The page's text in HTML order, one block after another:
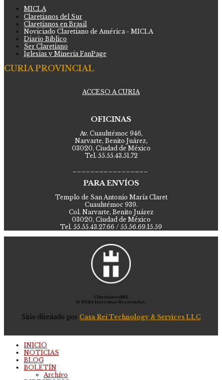
MICLA
Claretianos del Sur
Claretianos en Brasil
Noviciado Claretiano de América - MICLA
Diario Bíblico
Ser Claretiano
Iglesias y Minería FanPage
CURIA PROVINCIAL
ACCESO A CURIA
OFICINAS
Av. Cuauhtémoc 946,
Narvarte, Benito Juárez,
03020, Ciudad de México
Tel. 55.55.43.51.72
PARA ENVÍOS
Templo de San Antonio María Claret
Cuauhtémoc 939.
Col. Narvarte, Benito Juárez
03020, Ciudad de México
Tel. 55.55.43.27.66 / 55.56.69.15.59
ClaretianosMX
© 2026 Derechos Reservados.
Sitio diseñado por Casa Rei Technology & Services LLC
INICIO
NOTICIAS
BLOG
BOLETÍN
Archivo